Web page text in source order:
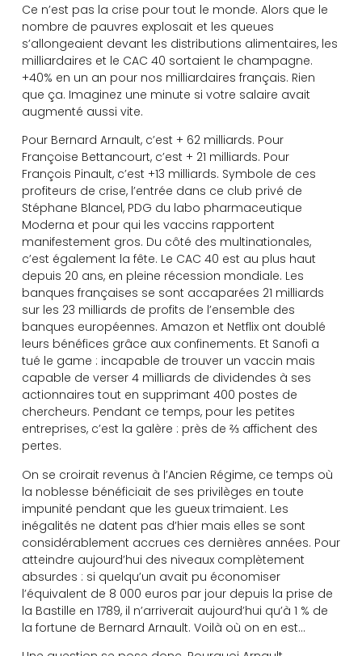
Ce n’est pas la crise pour tout le monde. Alors que le
nombre de pauvres explosait et les queues
s’allongeaient devant les distributions alimentaires, les
milliardaires et le CAC 40 sortaient le champagne.
+40% en un an pour nos milliardaires français. Rien
que ça. Imaginez une minute si votre salaire avait
augmenté aussi vite.
Pour Bernard Arnault, c’est + 62 milliards. Pour
Françoise Bettancourt, c’est + 21 milliards. Pour
François Pinault, c’est +13 milliards. Symbole de ces
profiteurs de crise, l’entrée dans ce club privé de
Stéphane Blancel, PDG du labo pharmaceutique
Moderna et pour qui les vaccins rapportent
manifestement gros. Du côté des multinationales,
c’est également la fête. Le CAC 40 est au plus haut
depuis 20 ans, en pleine récession mondiale. Les
banques françaises se sont accaparées 21 milliards
sur les 23 milliards de profits de l’ensemble des
banques européennes. Amazon et Netflix ont doublé
leurs bénéfices grâce aux confinements. Et Sanofi a
tué le game : incapable de trouver un vaccin mais
capable de verser 4 milliards de dividendes à ses
actionnaires tout en supprimant 400 postes de
chercheurs. Pendant ce temps, pour les petites
entreprises, c’est la galère : près de ⅔ affichent des
pertes.
On se croirait revenus à l’Ancien Régime, ce temps où
la noblesse bénéficiait de ses privilèges en toute
impunité pendant que les gueux trimaient. Les
inégalités ne datent pas d’hier mais elles se sont
considérablement accrues ces dernières années. Pour
atteindre aujourd’hui des niveaux complètement
absurdes : si quelqu’un avait pu économiser
l’équivalent de 8 000 euros par jour depuis la prise de
la Bastille en 1789, il n’arriverait aujourd’hui qu’à 1 % de
la fortune de Bernard Arnault. Voilà où on en est…